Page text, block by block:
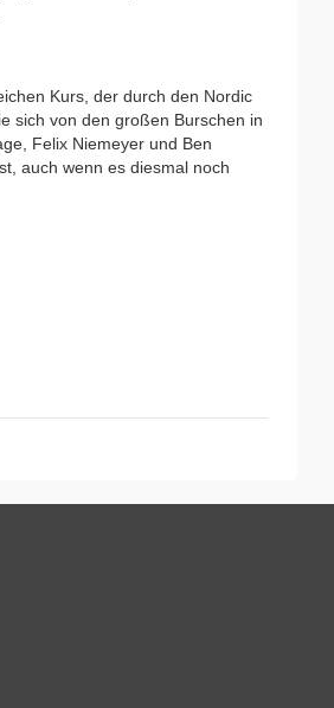
Kurs, der durch den Nordic
sich von den großen Burschen in
Felix Niemeyer und Ben
auch wenn es diesmal noch